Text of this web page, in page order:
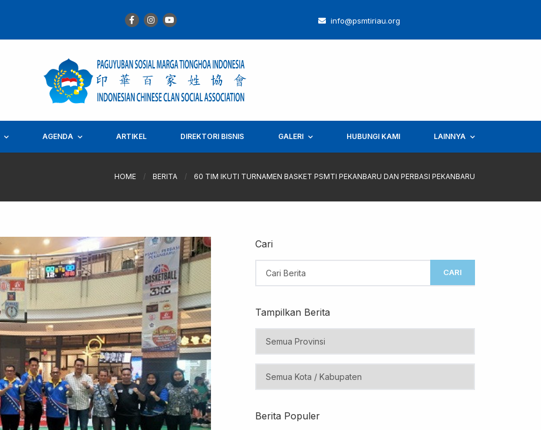
info@psmtiriau.org
AGENDA ARTIKEL DIREKTORI BISNIS GALERI HUBUNGI KAMI LAINNYA
HOME / BERITA / 60 TIM IKUTI TURNAMEN BASKET PSMTI PEKANBARU DAN PERBASI PEKANBARU
Cari
CARI
Tampilkan Berita
Berita Populer